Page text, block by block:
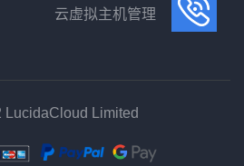
云虚拟主机管理
Limited